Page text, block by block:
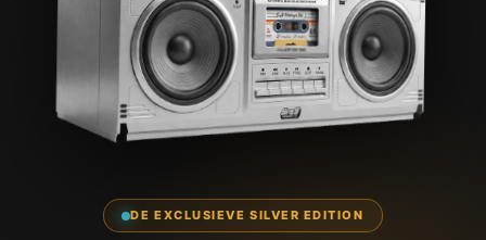
DE EXCLUSIEVE SILVER EDITION